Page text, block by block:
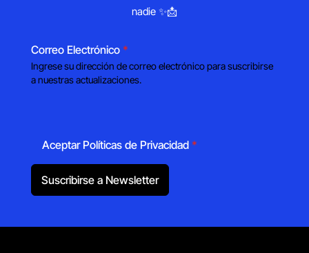
nadie ✨📩
Correo Electrónico *
Ingrese su dirección de correo electrónico para suscribirse
a nuestras actualizaciones.
Aceptar Políticas de Privacidad *
Suscribirse a Newsletter